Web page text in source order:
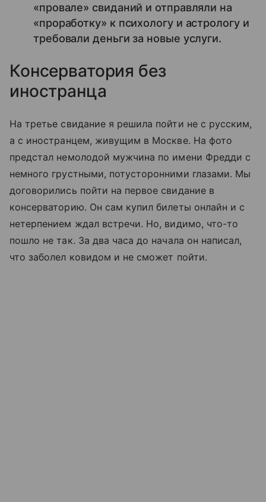
«провале» свиданий и отправляли на
«проработку» к психологу и астрологу и
требовали деньги за новые услуги.
Консерватория без
иностранца
На третье свидание я решила пойти не с русским,
а с иностранцем, живущим в Москве. На фото
предстал немолодой мужчина по имени Фредди с
немного грустными, потусторонними глазами. Мы
договорились пойти на первое свидание в
консерваторию. Он сам купил билеты онлайн и с
нетерпением ждал встречи. Но, видимо, что-то
пошло не так. За два часа до начала он написал,
что заболел ковидом и не сможет пойти.